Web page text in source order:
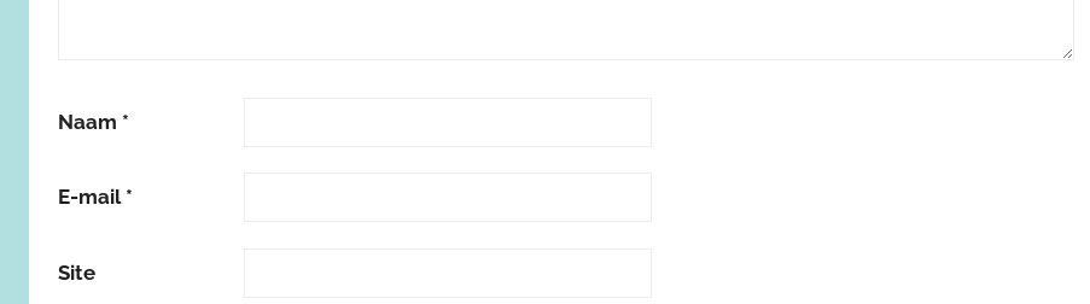
Naam *
E-mail *
Site